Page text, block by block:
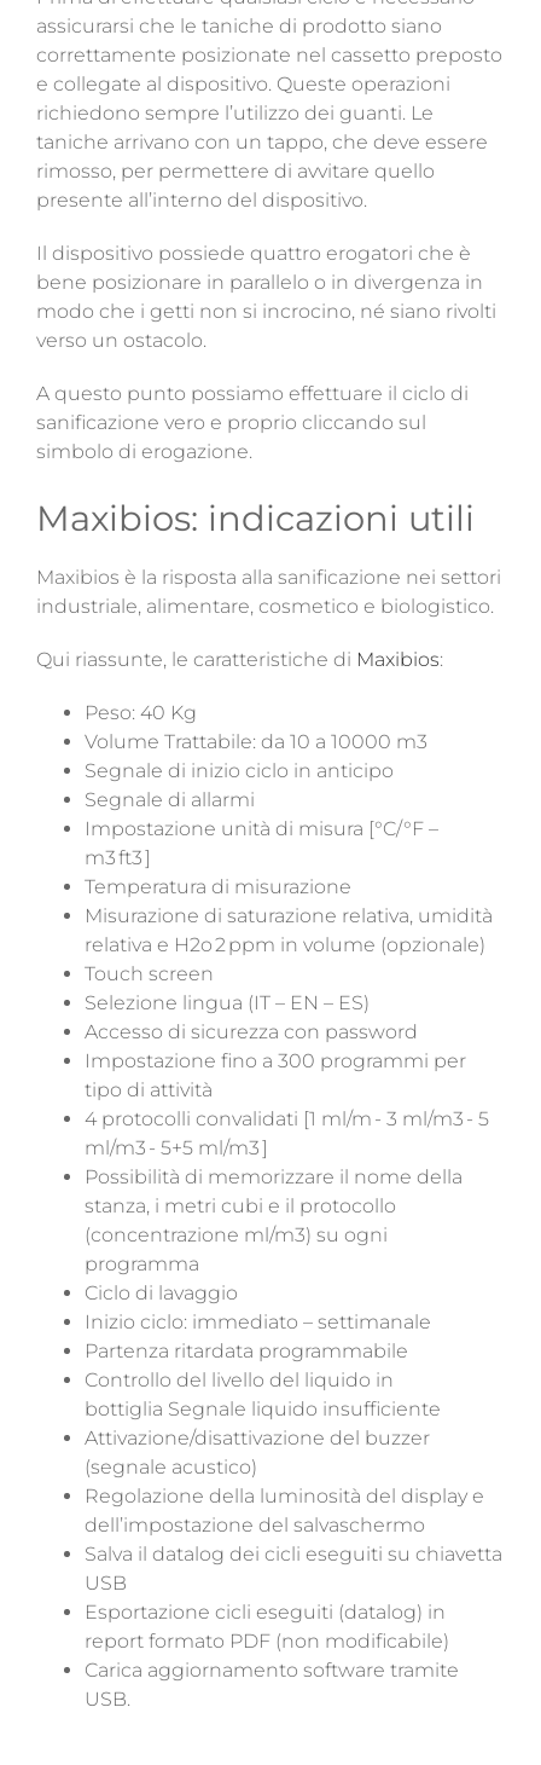
assicurarsi che le taniche di prodotto siano
correttamente posizionate nel cassetto preposto
e collegate al dispositivo. Queste operazioni
richiedono sempre l’utilizzo dei guanti. Le
taniche arrivano con un tappo, che deve essere
rimosso, per permettere di avvitare quello
presente all’interno del dispositivo.
Il dispositivo possiede quattro erogatori che è
bene posizionare in parallelo o in divergenza in
modo che i getti non si incrocino, né siano rivolti
verso un ostacolo.
A questo punto possiamo effettuare il ciclo di
sanificazione vero e proprio cliccando sul
simbolo di erogazione.
Maxibios: indicazioni utili
Maxibios è la risposta alla sanificazione nei settori
industriale, alimentare, cosmetico e biologistico.
Qui riassunte, le caratteristiche di Maxibios:
Peso: 40 Kg
Volume Trattabile: da 10 a 10000 m3
Segnale di inizio ciclo in anticipo
Segnale di allarmi
Impostazione unità di misura [°C/°F –
m3ft3]
Temperatura di misurazione
Misurazione di saturazione relativa, umidità
relativa e H2o 2 ppm in volume (opzionale)
Touch screen
Selezione lingua (IT – EN – ES)
Accesso di sicurezza con password
Impostazione fino a 300 programmi per
tipo di attività
4 protocolli convalidati [1 ml/m - 3 ml/m3 - 5
ml/m3 - 5+5 ml/m3]
Possibilità di memorizzare il nome della
stanza, i metri cubi e il protocollo
(concentrazione ml/m3) su ogni
programma
Ciclo di lavaggio
Inizio ciclo: immediato – settimanale
Partenza ritardata programmabile
Controllo del livello del liquido in
bottiglia Segnale liquido insufficiente
Attivazione/disattivazione del buzzer
(segnale acustico)
Regolazione della luminosità del display e
dell’impostazione del salvaschermo
Salva il datalog dei cicli eseguiti su chiavetta
USB
Esportazione cicli eseguiti (datalog) in
report formato PDF (non modificabile)
Carica aggiornamento software tramite
USB.